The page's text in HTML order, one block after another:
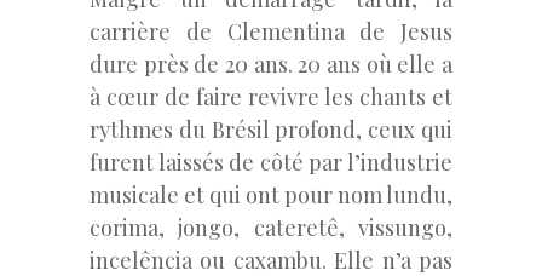
carrière de Clementina de Jesus
dure près de 20 ans. 20 ans où elle a
à cœur de faire revivre les chants et
rythmes du Brésil profond, ceux qui
furent laissés de côté par l’industrie
musicale et qui ont pour nom lundu,
corima, jongo, cateretê, vissungo,
incelência ou caxambu. Elle n’a pas